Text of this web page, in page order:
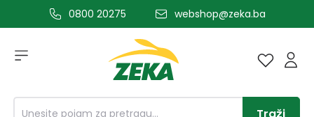
glavni sadržaj0800 20275 webshop@zeka.ba